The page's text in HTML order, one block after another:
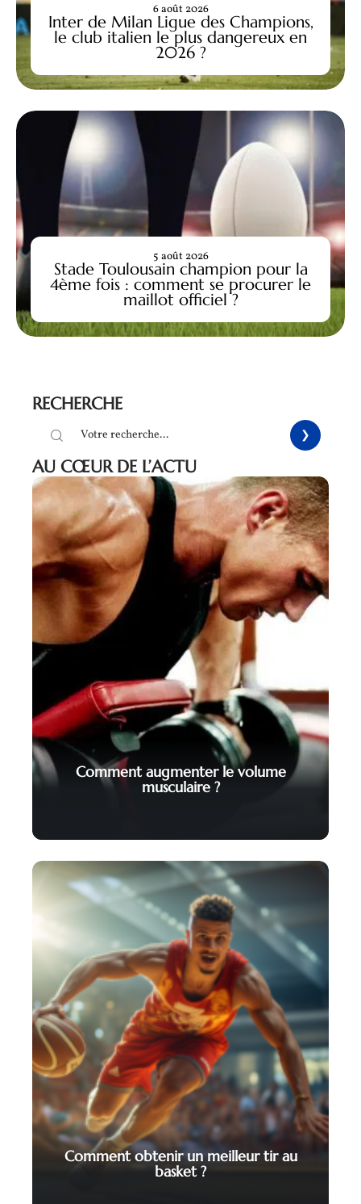
Inter de Milan Ligue des Champions,
le club italien le plus dangereux en
2026 ?
6 août 2026
Stade Toulousain champion pour la
4ème fois : comment se procurer le
maillot officiel ?
5 août 2026
RECHERCHE
AU CŒUR DE L’ACTU
Comment augmenter le volume
musculaire ?
Comment obtenir un meilleur tir au
basket ?